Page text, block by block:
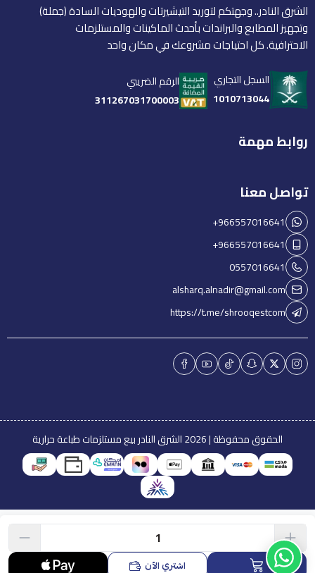
اشتري الآن
الشرق النادر.. وجهتكم لتوريد التيشيرتات والهوديات السادة (جملة)
وتجهيز المطابع والبراندات بأحدث الماكينات والمستلزمات
الاحترافية. كل احتياجات مشروعك في مكان واحد
السجل التجاري
1010713044
الرقم الضريبي
311267031700003
روابط مهمة
تواصل معنا
+966557016641
+966557016641
0557016641
alsharq.alnadir@gmail.com
https://t.me/shrooqestcom
الحقوق محفوظة | 2026 الشرق النادر بيع مستلزمات طباعة حرارية